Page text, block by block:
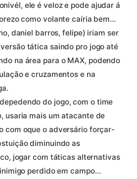
ele é veloz e pode ajudar á
como volante caíria bem…
daniel barros, felipe) iriam ser
tática saindo pro jogo até
na área para o MAX, podendo
e cruzamentos e na
do jogo, com o time
usaria mais um atacante de
com oque o adversário forçar-
diminuindo as
jogar com táticas alternativas
perdido em campo…